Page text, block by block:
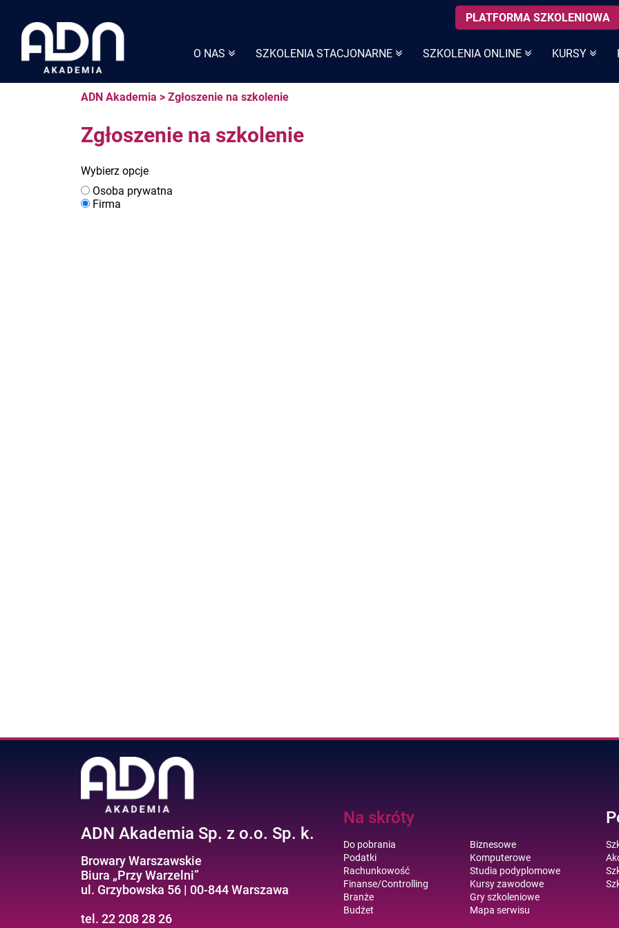
O NAS SZKOLENIA STACJONARNE SZKOLENIA ONLINE KURSY
content
PLATFORMA SZKOLENIOWA
ADN Akademia > Zgłoszenie na szkolenie
Zgłoszenie na szkolenie
Wybierz opcje
Osoba prywatna
Firma
ADN Akademia Sp. z o.o. Sp. k.
Browary Warszawskie
Biura „Przy Warzelni”
ul. Grzybowska 56 | 00-844 Warszawa
tel. 22 208 28 26
Na skróty
Do pobrania
Podatki
Rachunkowość
Finanse/Controlling
Branże
Budżet
Biznesowe
Komputerowe
Studia podyplomowe
Kursy zawodowe
Gry szkoleniowe
Mapa serwisu